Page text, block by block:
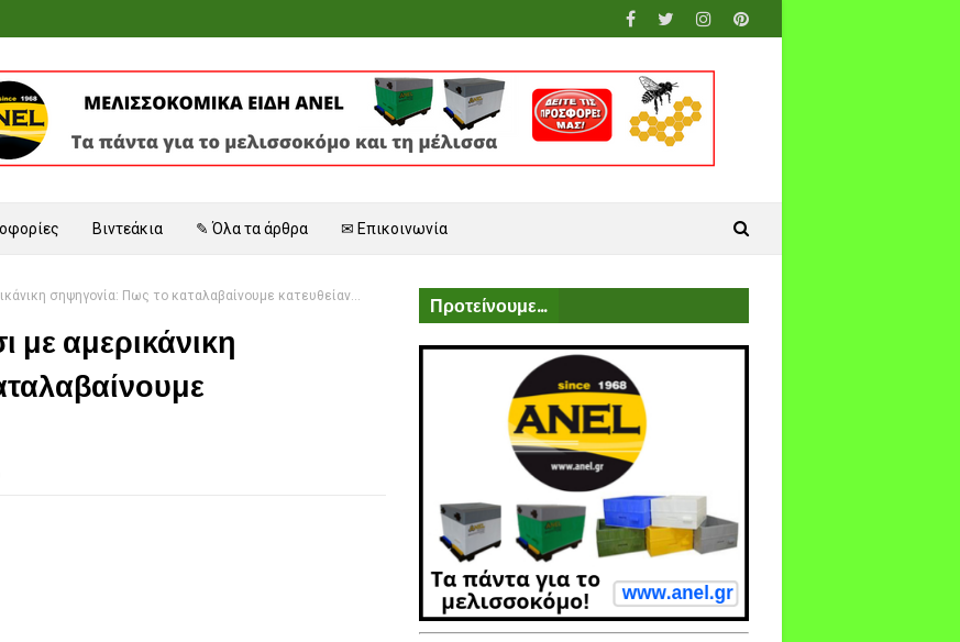
Βιντεάκια ✎ Όλα τα άρθρα ✉ Επικοινωνία
σηψηγονία: Πως το καταλαβαίνουμε κατευθείαν...
με αμερικάνικη
Προτείνουμε...